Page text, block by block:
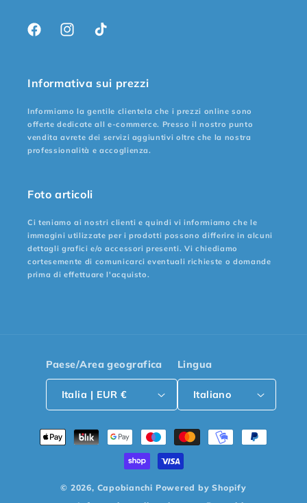
FacebookInstagramTikTok
Informativa sui prezzi
Informiamo la gentile clientela che i prezzi online sono
offerte dedicate all e-commerce. Presso il nostro punto
vendita avrete dei servizi aggiuntivi oltre che la nostra
professionalità e accoglienza.
Foto articoli
Ci teniamo ai nostri clienti e quindi vi informiamo che le
immagini utilizzate per i prodotti possono differire in alcuni
dettagli grafici e/o accessori presenti. Vi chiediamo
cortesemente di comunicarci eventuali richieste o domande
prima di effettuare l'acquisto.
Paese/Area geografica
Italia | EUR €
Lingua
Italiano
Metodi
© 2026, Capobianchi Powered by Shopify